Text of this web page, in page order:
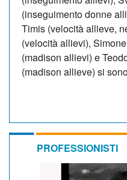
(inseguimento donne
Timis (velocità allieve,
(velocità allievi),
(madison allievi) e
(madison allieve) si
PROFESSIONISTI